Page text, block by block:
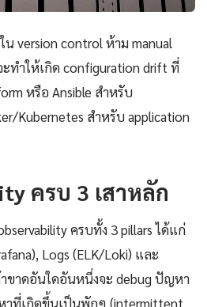
version control ห้าม manual
ทำให้เกิด configuration drift ที่
หรือ Ansible สำหรับ
Kubernetes สำหรับ application
ครบ 3 เสาหลัก
ครบทั้ง 3 pillars ได้แก่
Logs (ELK/Loki) และ
าขาดอันใดอันหนึ่งจะ debug ปัญหา
าที่เกิดขึ้นเป็นพักๆ (intermittent